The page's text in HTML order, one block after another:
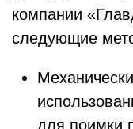
компании
следующие
для поимки